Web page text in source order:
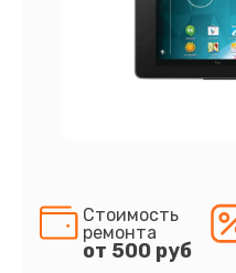
Стоимость
ремонта
от 500 руб